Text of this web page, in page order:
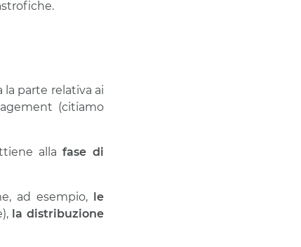
parte relativa ai
(citiamo
allafase di
ad esempio,
le
la distribuzione